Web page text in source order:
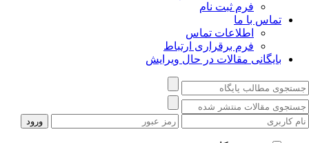
فرم ثبت نام
تماس با ما
اطلاعات تماس
فرم برقراری ارتباط
بایگانی مقالات در حال ویرایش